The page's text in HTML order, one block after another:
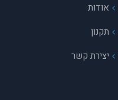
אודות
תקנון
יצירת קשר